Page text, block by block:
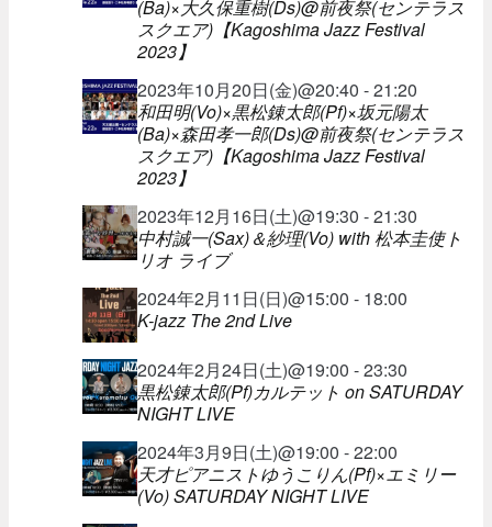
(Ba)×大久保重樹(Ds)@前夜祭(センテラス
スクエア)【Kagoshima Jazz Festival
2023】
2023年10月20日(金)@20:40 - 21:20
和田明(Vo)×黒松錬太郎(Pf)×坂元陽太
(Ba)×森田孝一郎(Ds)@前夜祭(センテラス
スクエア)【Kagoshima Jazz Festival
2023】
2023年12月16日(土)@19:30 - 21:30
中村誠一(Sax)＆紗理(Vo) with 松本圭使ト
リオ ライブ
2024年2月11日(日)@15:00 - 18:00
K-jazz The 2nd Live
2024年2月24日(土)@19:00 - 23:30
黒松錬太郎(Pf)カルテット on SATURDAY
NIGHT LIVE
2024年3月9日(土)@19:00 - 22:00
天才ピアニストゆうこりん(Pf)×エミリー
(Vo) SATURDAY NIGHT LIVE